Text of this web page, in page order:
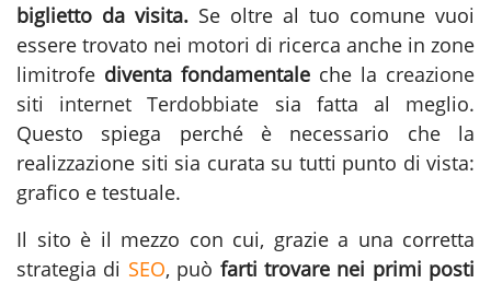
biglietto da visita. Se oltre al tuo comune vuoi
essere trovato nei motori di ricerca anche in zone
limitrofe diventa fondamentale che la creazione
siti internet Terdobbiate sia fatta al meglio.
Questo spiega perché è necessario che la
realizzazione siti sia curata su tutti punto di vista:
grafico e testuale.
Il sito è il mezzo con cui, grazie a una corretta
strategia di SEO, può farti trovare nei primi posti